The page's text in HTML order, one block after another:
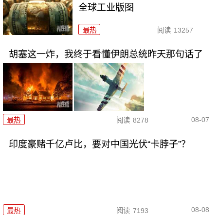
全球工业版图
最热 阅读 13257
胡塞这一炸，我终于看懂伊朗总统昨天那句话了
最热 阅读 8278 08-07
印度豪赌千亿卢比，要对中国光伏“卡脖子”？
最热 阅读 7193 08-08